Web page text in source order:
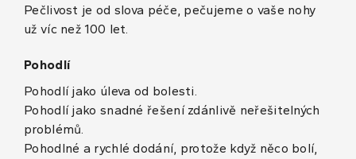
Pečlivost je od slova péče, pečujeme o vaše nohy
už víc než 100 let.
Pohodlí
Pohodlí jako úleva od bolesti.
Pohodlí jako snadné řešení zdánlivě neřešitelných
problémů.
Pohodlné a rychlé dodání, protože když něco bolí,